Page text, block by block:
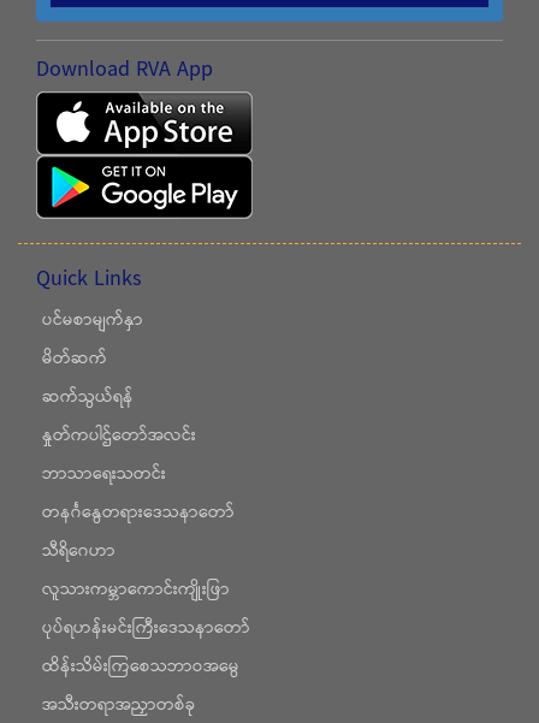
Download RVA App
Quick Links
ပင်မစာမျက်နှာ
မိတ်ဆက်
ဆက်သွယ်ရန်
နှုတ်ကပါဌ်တော်အလင်း
ဘာသာရေးသတင်း
တနင်္ဂနွေတရားဒေသနာတော်
သီရိဂေဟာ
လူသားကမ္ဘာကောင်းကျိုးဖြာ
ပုပ်ရဟန်းမင်းကြီးဒေသနာတော်
ထိန်းသိမ်းကြစေသဘာဝအမွေ
အသီးတရာအညှာတစ်ခု